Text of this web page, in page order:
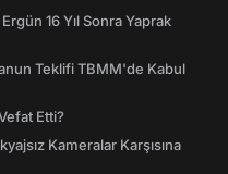
16 Yıl Sonra Yaprak
Teklifi TBMM'de Kabul
Etti?
Kameralar Karşısına